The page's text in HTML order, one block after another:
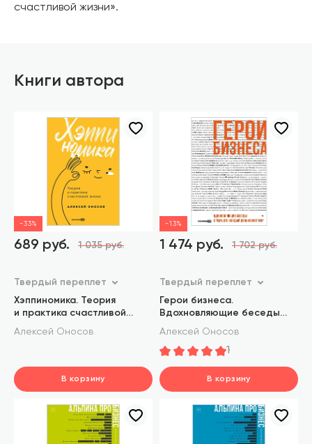
счастливой жизни».
Книги автора
-33%
689 руб. 1 035 руб.
Твердый переплет
Хэппиномика. Теория
и практика счастливой
жизни
Алексей Оносов
В корзину
В корзине
-13%
1 474 руб. 1 702 руб.
Твердый переплет
Герои бизнеса.
Вдохновляющие беседы
с теми, кто каждый день
Алексей Оносов
1
В корзину
В корзине